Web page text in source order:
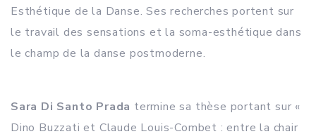
Esthétique de la Danse. Ses recherches portent sur
le travail des sensations et la soma-esthétique dans
le champ de la danse postmoderne.
Sara Di Santo Prada termine sa thèse portant sur «
Dino Buzzati et Claude Louis-Combet : entre la chair